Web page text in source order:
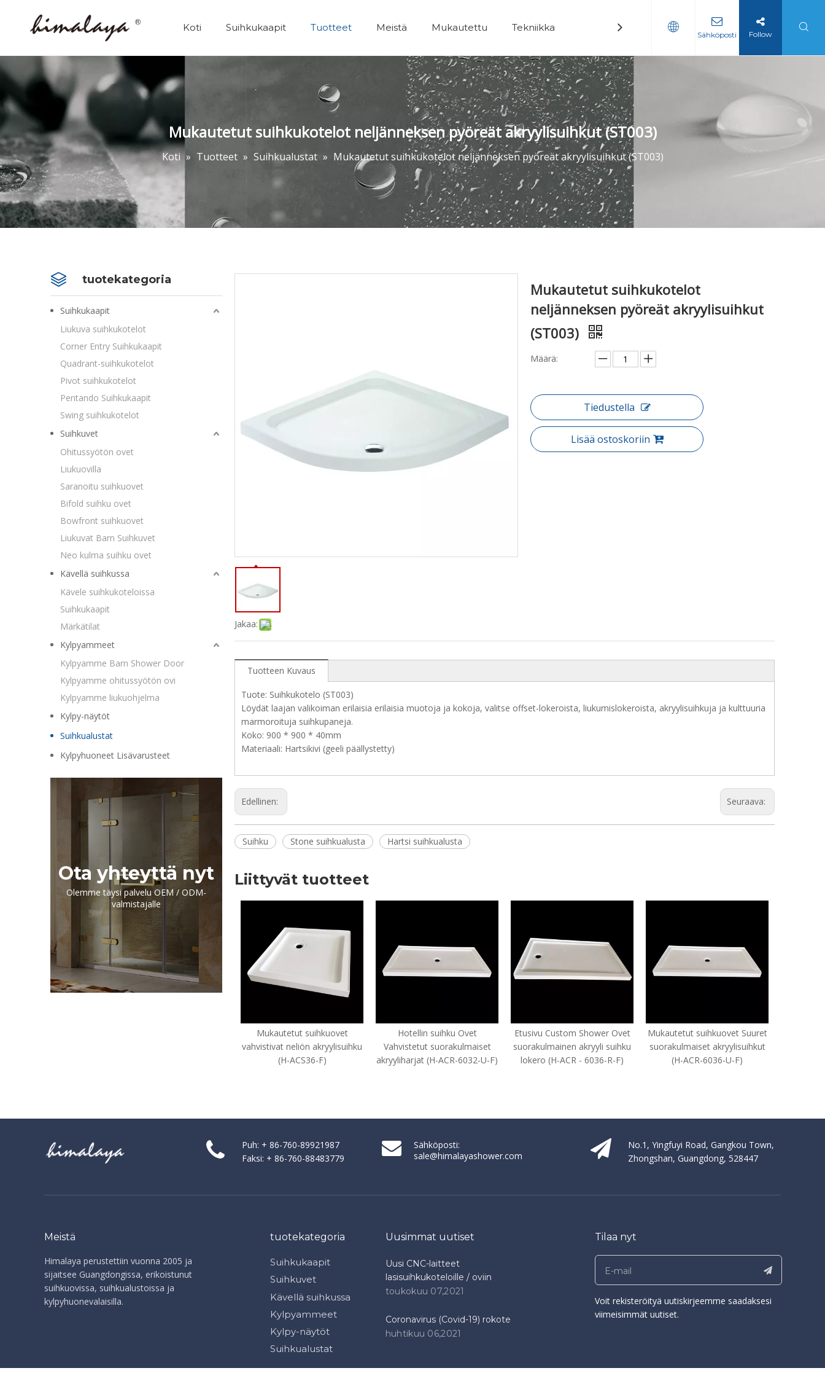
Koti Suihkukaapit Tuotteet Meistä Mukautettu Tekniikka Ottaa yhteyttä
Sähköposti Follow
Mukautetut suihkukotelot neljänneksen pyöreät akryylisuihkut (ST003)
Koti » Tuotteet » Suihkualustat » Mukautetut suihkukotelot neljänneksen pyöreät akryylisuihkut (ST003)
tuotekategoria
Suihkukaapit
Liukuva suihkukotelot
Corner Entry Suihkukaapit
Quadrant-suihkukotelot
Pivot suihkukotelot
Pentando Suihkukaapit
Swing suihkukotelot
Suihkuvet
Ohitussyötön ovet
Liukuovilla
Saranoitu suihkuovet
Bifold suihku ovet
Bowfront suihkuovet
Liukuvat Barn Suihkuvet
Neo kulma suihku ovet
Kävellä suihkussa
Kävele suihkukoteloissa
Suihkukaapit
Märkätilat
Kylpyammeet
Kylpyamme Barn Shower Door
Kylpyamme ohitussyötön ovi
Kylpyamme liukuohjelma
Kylpy-näytöt
Suihkualustat
Kylpyhuoneet Lisävarusteet
Ota yhteyttä nyt
Olemme täysi palvelu OEM / ODM-
valmistajalle
Jakaa:
Mukautetut suihkukotelot
neljänneksen pyöreät akryylisuihkut
(ST003)
Määrä:
Tiedustella
Lisää ostoskoriin
Tuotteen Kuvaus
Tuote: Suihkukotelo (ST003)
Löydät laajan valikoiman erilaisia ​​erilaisia ​​muotoja ja kokoja, valitse offset-lokeroista, liukumislokeroista, akryylisuihkuja ja kulttuuria
marmoroituja suihkupaneja.
Koko: 900 * 900 * 40mm
Materiaali: Hartsikivi (geeli päällystetty)
Edellinen: Seuraava:
Suihku Stone suihkualusta Hartsi suihkualusta
Liittyvät tuotteet
Mukautetut suihkuovet
vahvistivat neliön akryylisuihku
(H-ACS36-F)
Hotellin suihku Ovet
Vahvistetut suorakulmaiset
akryyliharjat (H-ACR-6032-U-F)
Etusivu Custom Shower Ovet
suorakulmainen akryyli suihku
lokero (H-ACR - 6036-R-F)
Mukautetut suihkuovet Suuret
suorakulmaiset akryylisuihkut
(H-ACR-6036-U-F)
Mukautetut
Suuret
akryylisuihkut (H-
Puh: + 86-760-89921987
Faksi: + 86-760-88483779
Sähköposti:
sale@himalayashower.com
No.1, Yingfuyi Road, Gangkou Town,
Zhongshan, Guangdong, 528447
Meistä
Himalaya perustettiin vuonna 2005 ja
sijaitsee Guangdongissa, erikoistunut
suihkuovissa, suihkualustoissa ja
kylpyhuonevalaisilla.
tuotekategoria
Suihkukaapit
Suihkuvet
Kävellä suihkussa
Kylpyammeet
Kylpy-näytöt
Suihkualustat
Uusimmat uutiset
Uusi CNC-laitteet
lasisuihkukoteloille / oviin
toukokuu 07,2021
Coronavirus (Covid-19) rokote
huhtikuu 06,2021
Tilaa nyt
Voit rekisteröityä uutiskirjeemme saadaksesi
viimeisimmät uutiset.